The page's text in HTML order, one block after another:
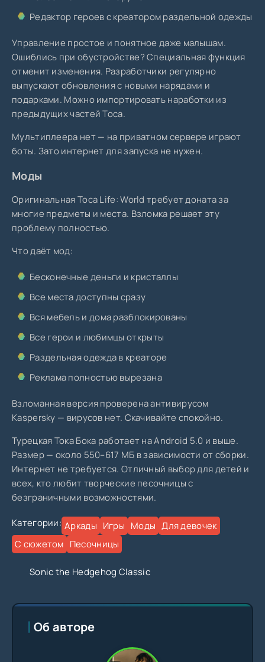
Редактор героев с креатором раздельной одежды
Управление простое и понятное даже малышам.
Ошиблись при обустройстве? Специальная функция
отменит изменения. Разработчики регулярно
выпускают обновления с новыми нарядами и
подарками. Можно импортировать наработки из
предыдущих частей Toca.
Мультиплеера нет — на приватном сервере играют
боты. Зато интернет для запуска не нужен.
Моды
Оригинальная Toca Life: World требует доната за
многие предметы и места. Взломка решает эту
проблему полностью.
Что даёт мод:
Бесконечные деньги и кристаллы
Все места доступны сразу
Вся мебель и дома разблокированы
Все герои и любимцы открыты
Раздельная одежда в креаторе
Реклама полностью вырезана
Взломанная версия проверена антивирусом
Kaspersky — вирусов нет. Скачивайте спокойно.
Турецкая Тока Бока работает на Android 5.0 и выше.
Размер — около 550–617 МБ в зависимости от сборки.
Интернет не требуется. Отличный выбор для детей и
всех, кто любит творческие песочницы с
безграничными возможностями.
Категории: Аркады Игры Моды Для девочек
С сюжетом Песочницы
Sonic the Hedgehog Classic
Об авторе